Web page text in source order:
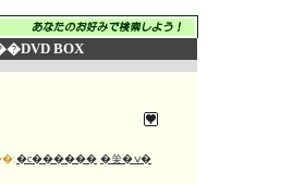
BOX
�c������
�쑺�ݍ�